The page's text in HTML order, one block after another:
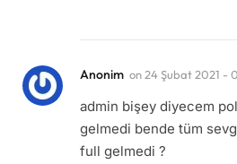
Anonim on24 Şubat 2021 -
admin bişey diyecem
gelmedi bende tüm
full gelmedi ?